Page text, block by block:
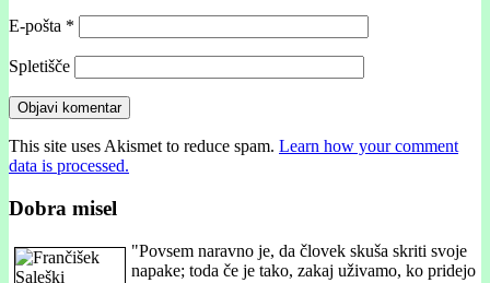
E-pošta *
Spletišče
This site uses Akismet to reduce spam. Learn how your comment
data is processed.
Dobra misel
"Povsem naravno je, da človek skuša skriti svoje
napake; toda če je tako, zakaj uživamo, ko pridejo